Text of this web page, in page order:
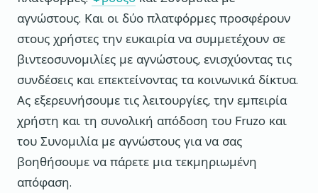
αγνώστους. Και οι δύο πλατφόρμες προσφέρουν
στους χρήστες την ευκαιρία να συμμετέχουν σε
βιντεοσυνομιλίες με αγνώστους, ενισχύοντας τις
συνδέσεις και επεκτείνοντας τα κοινωνικά δίκτυα.
Ας εξερευνήσουμε τις λειτουργίες, την εμπειρία
χρήστη και τη συνολική απόδοση του Fruzo και
του Συνομιλία με αγνώστους για να σας
βοηθήσουμε να πάρετε μια τεκμηριωμένη
απόφαση.